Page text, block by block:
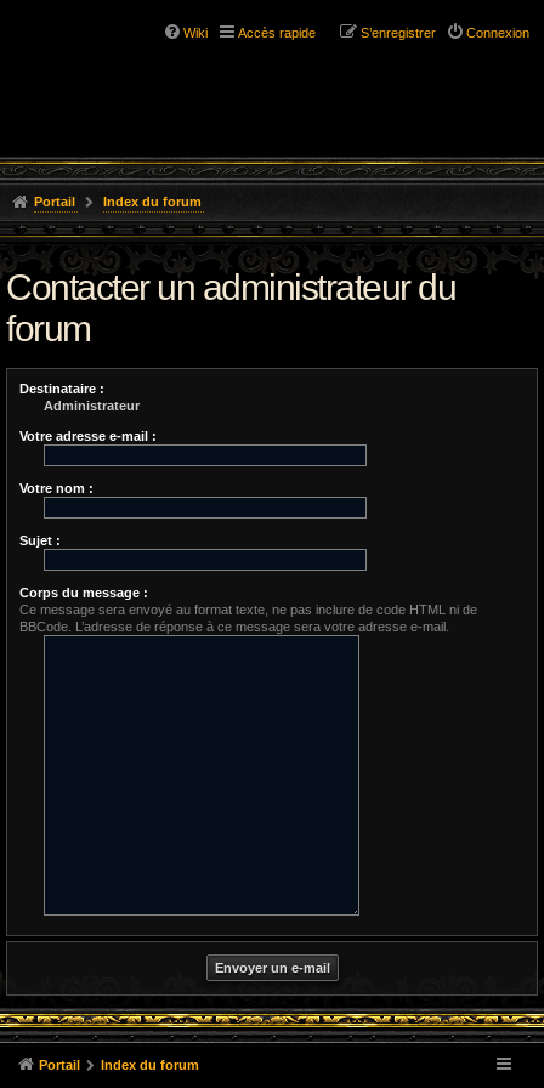
Wiki Accès rapide Connexion
S’enregistrer
Portail Index du forum
Contacter un administrateur du
forum
Destinataire :
Administrateur
Votre adresse e-mail :
Votre nom :
Sujet :
Corps du message :
Ce message sera envoyé au format texte, ne pas inclure de code HTML ni de
BBCode. L’adresse de réponse à ce message sera votre adresse e-mail.
Portail Index du forum